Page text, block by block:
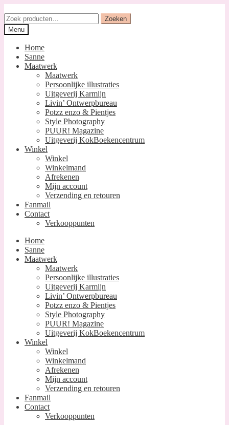
door
naar
navigatie
naar
de
inhoud
Zoeken
naar:
Zoeken
Menu
Home
Sanne
Maatwerk
Maatwerk
Persoonlijke illustraties
Uitgeverij Karmijn
Livin’ Ontwerpbureau
Potzz enzo & Pientjes
Style Photography
PUUR! Magazine
Uitgeverij KokBoekencentrum
Winkel
Winkel
Winkelmand
Afrekenen
Mijn account
Verzending en retouren
Fanmail
Contact
Verkooppunten
Home
Sanne
Maatwerk
Maatwerk
Persoonlijke illustraties
Uitgeverij Karmijn
Livin’ Ontwerpbureau
Potzz enzo & Pientjes
Style Photography
PUUR! Magazine
Uitgeverij KokBoekencentrum
Winkel
Winkel
Winkelmand
Afrekenen
Mijn account
Verzending en retouren
Fanmail
Contact
Verkooppunten